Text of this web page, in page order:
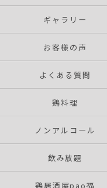
ギャラリー
お客様の声
よくある質問
鶏料理
ノンアルコール
飲み放題
鶏居酒屋pao福